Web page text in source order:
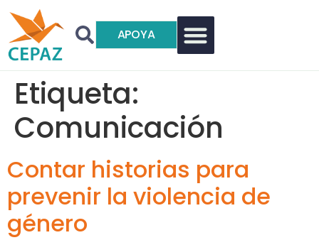
APOYA
Etiqueta:
Comunicación
Contar historias para
prevenir la violencia de
género